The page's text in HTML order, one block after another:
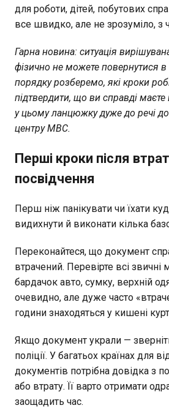
для роботи, дітей, побутових
все швидко, але не зрозуміло, з
Гарна новина: ситуація
фізично не можете повернутися в
порядку розберемо, які кроки
підтвердити, що ви справді маєте
у цьому ланцюжку дуже до речі
центру МВС.
Перші кроки після
посвідчення
Перш ніж панікувати чи їхати
видихнути й виконати кілька
Переконайтеся, що документ
втрачений. Перевірте всі звичні
бардачок авто, сумку, верхній
очевидно, але дуже часто
години знаходяться у кишені
Якщо документ украли —
поліції. У багатьох країнах для
документів потрібна довідка з
або втрату. Її варто отримати
заощадить час.